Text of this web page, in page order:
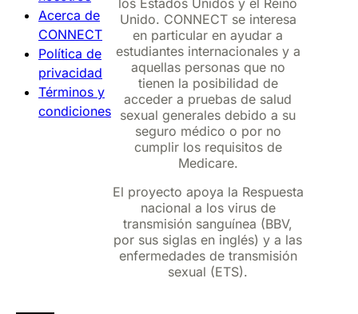
Acerca de
CONNECT
Política de
privacidad
Términos y
condiciones
los Estados Unidos y el Reino
Unido. CONNECT se interesa
en particular en ayudar a
estudiantes internacionales y a
aquellas personas que no
tienen la posibilidad de
acceder a pruebas de salud
sexual generales debido a su
seguro médico o por no
cumplir los requisitos de
Medicare.
El proyecto apoya la Respuesta
nacional a los virus de
transmisión sanguínea (BBV,
por sus siglas en inglés) y a las
enfermedades de transmisión
sexual (ETS).